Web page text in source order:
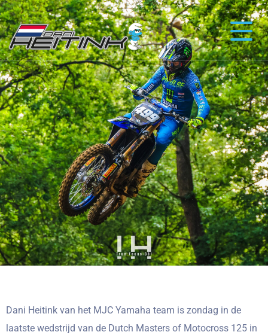
Dani Heitink van het MJC Yamaha team is zondag in de
laatste wedstrijd van de Dutch Masters of Motocross 125 in